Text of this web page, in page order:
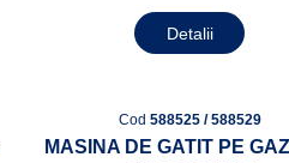
Detalii
Cod 588525 / 588529
MASINA DE GATIT PE